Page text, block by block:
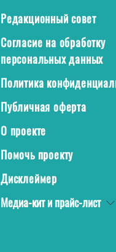
Редакционный совет
Согласие на обработку
персональных данных
Политика
Публичная оферта
О проекте
Помочь проекту
Дисклеймер
Медиа-кит и прайс-лист